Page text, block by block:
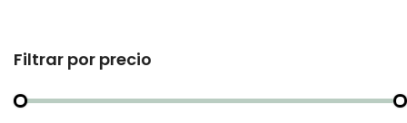
Filtrar por precio